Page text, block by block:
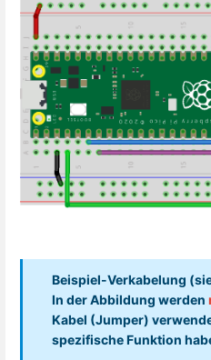
Beispiel-Verkabelung
In der Abbildung werden
Kabel (Jumper)
spezifische Funktion